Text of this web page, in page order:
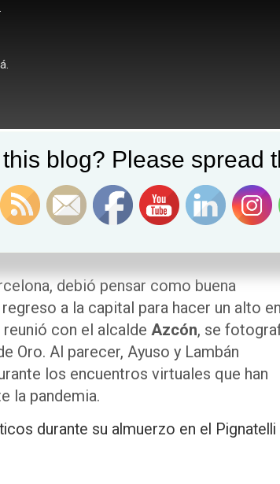
estuvo el pasado viernes de bolos
visita rodeada de cierto misterio,
con el presidente Javier Lambán. La
primera vez que un presidente
debió pensar como buena
a la capital para hacer un alto
con el alcalde Azcón, se
Oro. Al parecer, Ayuso y Lambán
los encuentros virtuales que han
la pandemia.
durante su almuerzo en el Pignatelli
blog? Please spread